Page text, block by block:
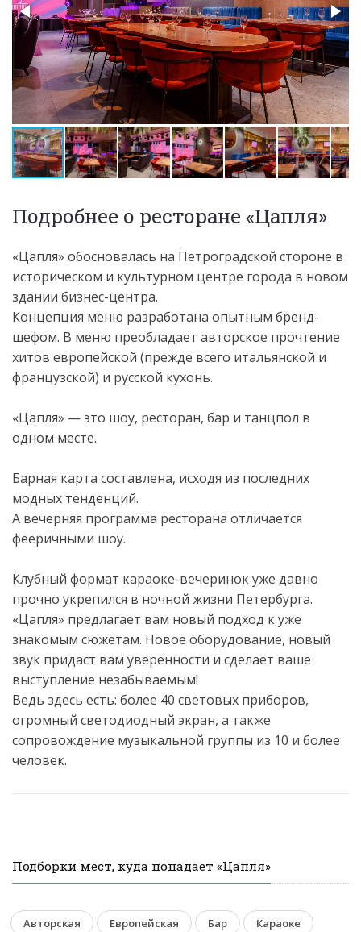
Подробнее о ресторане «Цапля»
«Цапля» обосновалась на Петроградской стороне в
историческом и культурном центре города в новом
здании бизнес-центра.
Концепция меню разработана опытным бренд-
шефом. В меню преобладает авторское прочтение
хитов европейской (прежде всего итальянской и
французской) и русской кухонь.
«Цапля» — это шоу, ресторан, бар и танцпол в
одном месте.
Барная карта составлена, исходя из последних
модных тенденций.
А вечерняя программа ресторана отличается
фееричными шоу.
Клубный формат караоке-вечеринок уже давно
прочно укрепился в ночной жизни Петербурга.
«Цапля» предлагает вам новый подход к уже
знакомым сюжетам. Новое оборудование, новый
звук придаст вам уверенности и сделает ваше
выступление незабываемым!
Ведь здесь есть: более 40 световых приборов,
огромный светодиодный экран, а также
сопровождение музыкальной группы из 10 и более
человек.
Подборки мест, куда попадает «Цапля»
Авторская Европейская Бар Караоке